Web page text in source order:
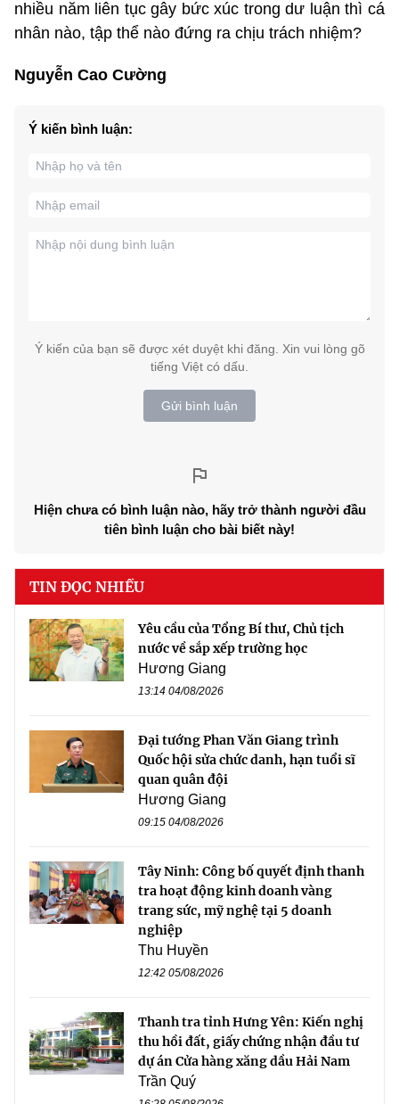
nhiều năm liên tục gây bức xúc trong dư luận thì cá
nhân nào, tập thể nào đứng ra chịu trách nhiệm?
Nguyễn Cao Cường
Ý kiến bình luận:
Ý kiến của bạn sẽ được xét duyệt khi đăng. Xin vui lòng gõ
tiếng Việt có dấu.
Gửi bình luận
Hiện chưa có bình luận nào, hãy trở thành người đầu
tiên bình luận cho bài biết này!
TIN ĐỌC NHIỀU
Yêu cầu của Tổng Bí thư, Chủ tịch
nước về sắp xếp trường học
Hương Giang
13:14 04/08/2026
Đại tướng Phan Văn Giang trình
Quốc hội sửa chức danh, hạn tuổi sĩ
quan quân đội
Hương Giang
09:15 04/08/2026
Tây Ninh: Công bố quyết định thanh
tra hoạt động kinh doanh vàng
trang sức, mỹ nghệ tại 5 doanh
nghiệp
Thu Huyền
12:42 05/08/2026
Thanh tra tỉnh Hưng Yên: Kiến nghị
thu hồi đất, giấy chứng nhận đầu tư
dự án Cửa hàng xăng dầu Hải Nam
Trần Quý